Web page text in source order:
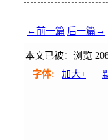
←前一篇 后一篇→
本文已被：浏览
字体:
加大+